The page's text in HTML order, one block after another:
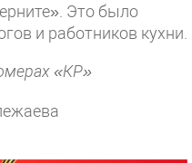
Это было
и работников кухни.
«КР»